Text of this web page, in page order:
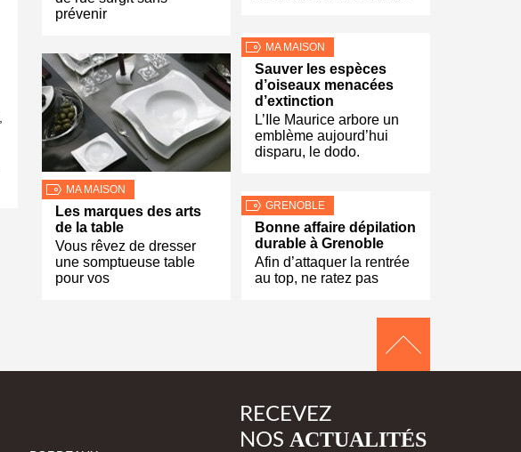
prévenir
MA MAISON
Les marques des arts
de la table
Vous rêvez de dresser
une somptueuse table
pour vos
MA MAISON
Sauver les espèces
d’oiseaux menacées
d’extinction
L’Ile Maurice arbore un
emblème aujourd’hui
disparu, le dodo.
GRENOBLE
Bonne affaire dépilation
durable à Grenoble
Afin d’attaquer la rentrée
au top, ne ratez pas
RECEVEZ
NOS ACTUALITÉS